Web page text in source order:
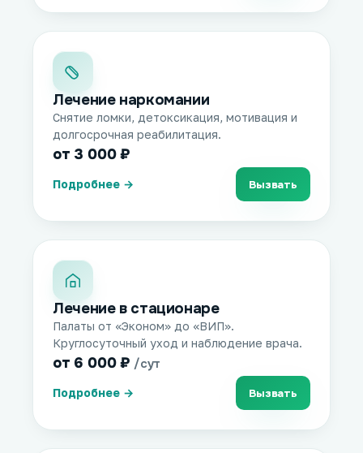
Лечение наркомании
Снятие ломки, детоксикация, мотивация и
долгосрочная реабилитация.
от 3 000 ₽
Подробнее → Вызвать
Лечение в стационаре
Палаты от «Эконом» до «ВИП».
Круглосуточный уход и наблюдение врача.
от 6 000 ₽ /сут
Подробнее → Вызвать